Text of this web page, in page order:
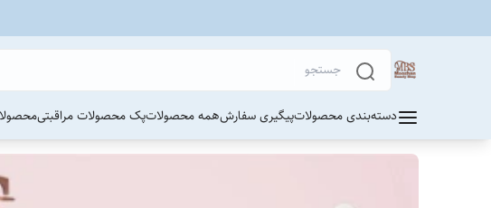
دسته‌بندی محصولاتپیگیری سفارشهمه محصولاتپک محصولات مراقبتی